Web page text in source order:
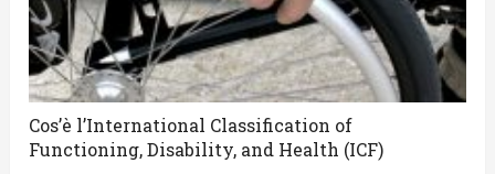
Cos’è l’International Classification of
Functioning, Disability, and Health (ICF)